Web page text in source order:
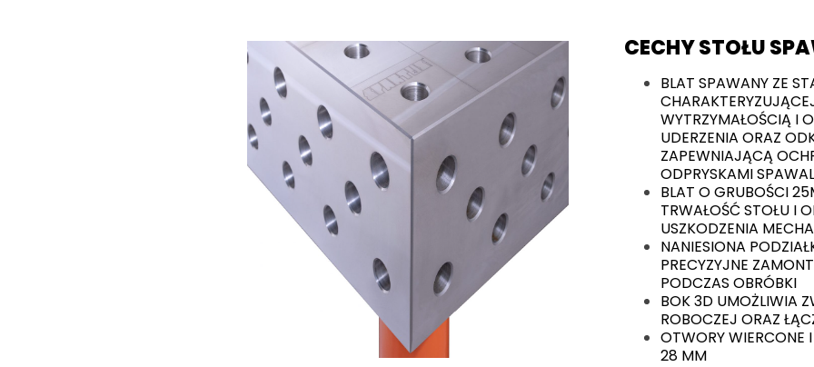
CECHY STOŁU
BLAT SPAWANY ZE
WYTRZYMAŁOŚCIĄ I
UDERZENIA ORAZ
ZAPEWNIAJĄCĄ
ODPRYSKAMI
BLAT O GRUBOŚCI
TRWAŁOŚĆ STOŁU I
USZKODZENIA
NANIESIONA
PRECYZYJNE
PODCZAS OBRÓBKI
BOK 3D UMOŻLIWIA
ROBOCZEJ ORAZ
OTWORY WIERCONE
28 MM